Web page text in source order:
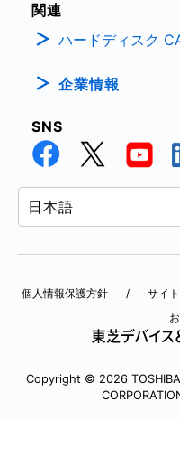
関連
ハードディスク
企業情報
SNS
個人情報保護方針 サイ
Copyright © 2026 TOSHIBA